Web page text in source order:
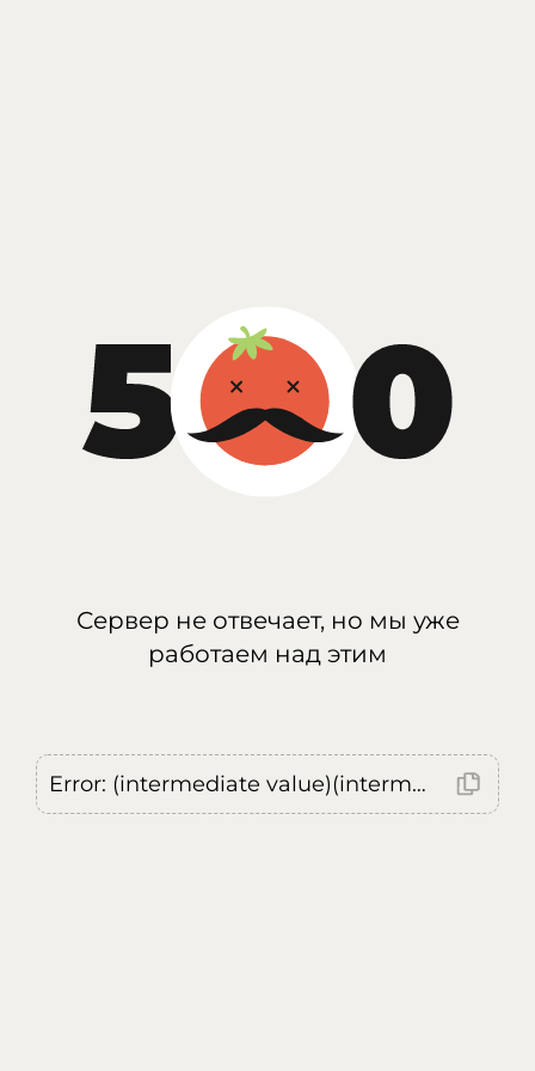
Сервер не отвечает, но мы уже
работаем над этим
Error: (intermediate value)(intermediate value)(intermediate value).replaceAll is not a function